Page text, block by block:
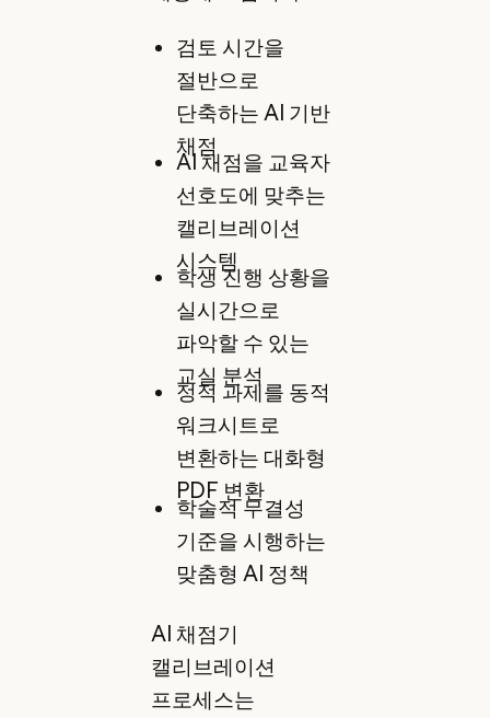
검토 시간을
절반으로
단축하는 AI 기반
채점
AI 채점을 교육자
선호도에 맞추는
캘리브레이션
시스템
학생 진행 상황을
실시간으로
파악할 수 있는
교실 분석
정적 과제를 동적
워크시트로
변환하는 대화형
PDF 변환
학술적 무결성
기준을 시행하는
맞춤형 AI 정책
AI 채점기
캘리브레이션
프로세스는